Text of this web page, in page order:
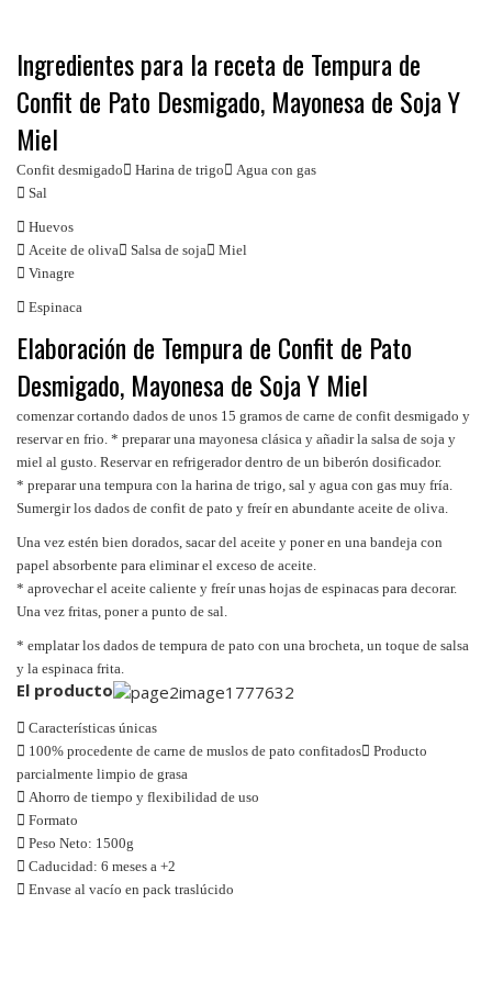
Ingredientes para la receta de Tempura de
Confit de Pato Desmigado, Mayonesa de Soja Y
Miel
Confit desmigado  Harina de trigo  Agua con gas
 Sal
 Huevos
 Aceite de oliva Salsa de soja Miel
 Vinagre
 Espinaca
Elaboración de Tempura de Confit de Pato
Desmigado, Mayonesa de Soja Y Miel
comenzar cortando dados de unos 15 gramos de carne de confit desmigado y
reservar en frio. * preparar una mayonesa clásica y añadir la salsa de soja y
miel al gusto. Reservar en refrigerador dentro de un biberón dosificador.
* preparar una tempura con la harina de trigo, sal y agua con gas muy fría.
Sumergir los dados de confit de pato y freír en abundante aceite de oliva.
Una vez estén bien dorados, sacar del aceite y poner en una bandeja con
papel absorbente para eliminar el exceso de aceite.
* aprovechar el aceite caliente y freír unas hojas de espinacas para decorar.
Una vez fritas, poner a punto de sal.
* emplatar los dados de tempura de pato con una brocheta, un toque de salsa
y la espinaca frita.
El producto
 Características únicas
 100% procedente de carne de muslos de pato confitados Producto
parcialmente limpio de grasa
 Ahorro de tiempo y flexibilidad de uso
 Formato
 Peso Neto: 1500g
 Caducidad: 6 meses a +2
 Envase al vacío en pack traslúcido